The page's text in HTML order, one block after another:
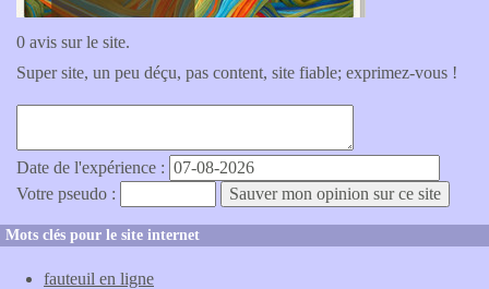
0 avis sur le site.
Super site, un peu déçu, pas content, site fiable; exprimez-vous !
Date de l'expérience :
Votre pseudo :
Mots clés pour le site internet
fauteuil en ligne